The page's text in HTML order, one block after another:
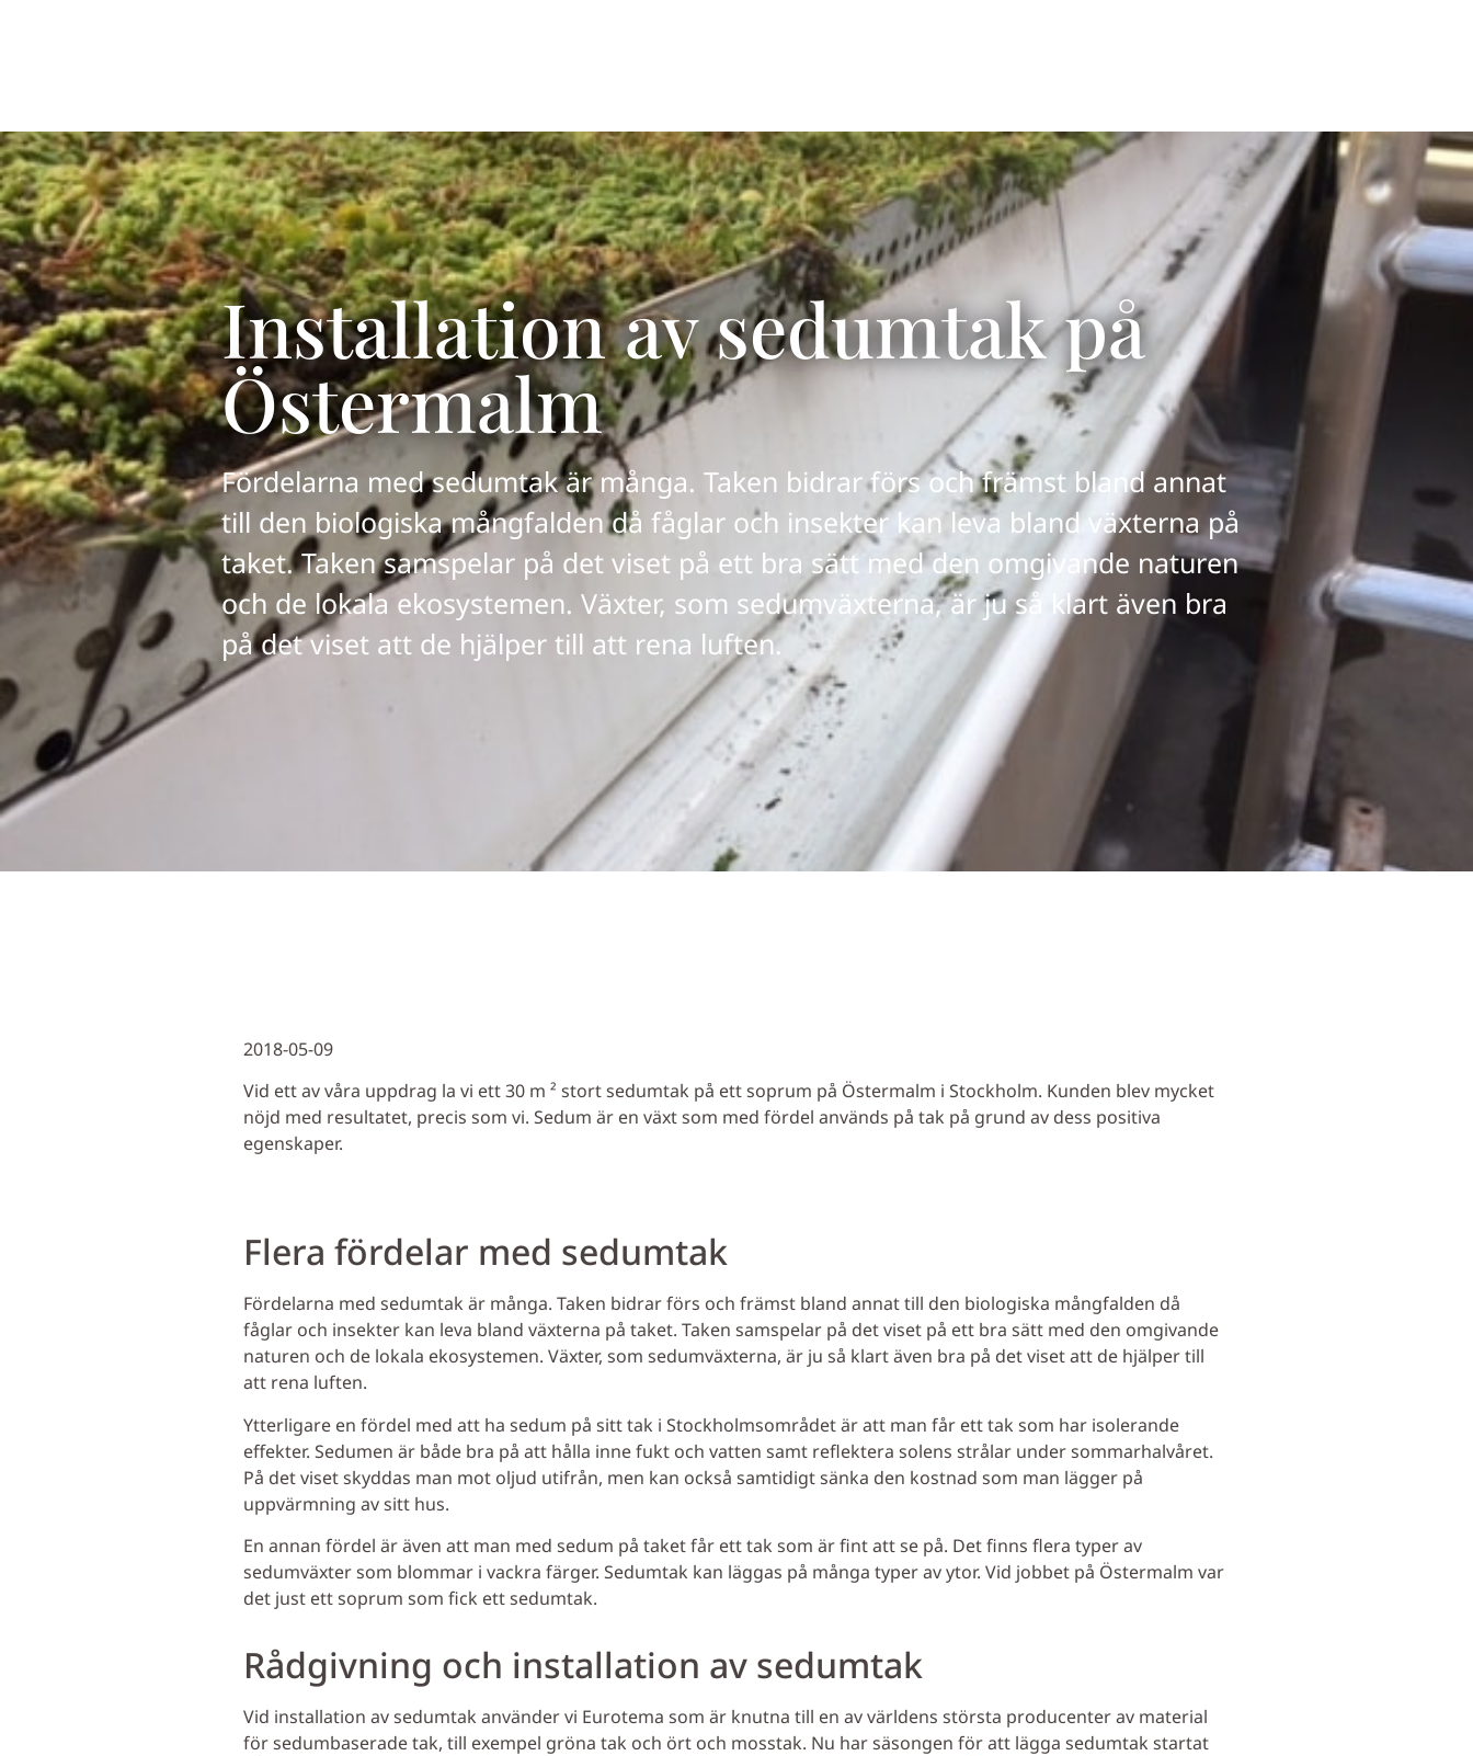
Installation av sedumtak på
Östermalm
Fördelarna med sedumtak är många. Taken bidrar förs och främst bland annat
till den biologiska mångfalden då fåglar och insekter kan leva bland växterna på
taket. Taken samspelar på det viset på ett bra sätt med den omgivande naturen
och de lokala ekosystemen. Växter, som sedumväxterna, är ju så klart även bra
på det viset att de hjälper till att rena luften.
2018-05-09
Vid ett av våra uppdrag la vi ett 30 m ² stort sedumtak på ett soprum på Östermalm i Stockholm. Kunden blev mycket
nöjd med resultatet, precis som vi. Sedum är en växt som med fördel används på tak på grund av dess positiva
egenskaper.
Flera fördelar med sedumtak
Fördelarna med sedumtak är många. Taken bidrar förs och främst bland annat till den biologiska mångfalden då
fåglar och insekter kan leva bland växterna på taket. Taken samspelar på det viset på ett bra sätt med den omgivande
naturen och de lokala ekosystemen. Växter, som sedumväxterna, är ju så klart även bra på det viset att de hjälper till
att rena luften.
Ytterligare en fördel med att ha sedum på sitt tak i Stockholmsområdet är att man får ett tak som har isolerande
effekter. Sedumen är både bra på att hålla inne fukt och vatten samt reflektera solens strålar under sommarhalvåret.
På det viset skyddas man mot oljud utifrån, men kan också samtidigt sänka den kostnad som man lägger på
uppvärmning av sitt hus.
En annan fördel är även att man med sedum på taket får ett tak som är fint att se på. Det finns flera typer av
sedumväxter som blommar i vackra färger. Sedumtak kan läggas på många typer av ytor. Vid jobbet på Östermalm var
det just ett soprum som fick ett sedumtak.
Rådgivning och installation av sedumtak
Vid installation av sedumtak använder vi Eurotema som är knutna till en av världens största producenter av material
för sedumbaserade tak, till exempel gröna tak och ört och mosstak. Nu har säsongen för att lägga sedumtak startat